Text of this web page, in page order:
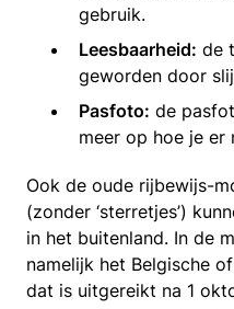
gebruik.
Leesbaarheid: de
geworden door
Pasfoto: de
meer op hoe je er
Ook de oude rijbewijs-
(zonder ‘sterretjes’)
in het buitenland. In de
namelijk het Belgische
dat is uitgereikt na 1